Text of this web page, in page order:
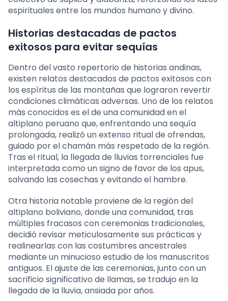
espirituales entre los mundos humano y divino.
Historias destacadas de pactos
exitosos para evitar sequías
Dentro del vasto repertorio de historias andinas,
existen relatos destacados de pactos exitosos con
los espíritus de las montañas que lograron revertir
condiciones climáticas adversas. Uno de los relatos
más conocidos es el de una comunidad en el
altiplano peruano que, enfrentando una sequía
prolongada, realizó un extenso ritual de ofrendas,
guiado por el chamán más respetado de la región.
Tras el ritual, la llegada de lluvias torrenciales fue
interpretada como un signo de favor de los apus,
salvando las cosechas y evitando el hambre.
Otra historia notable proviene de la región del
altiplano boliviano, donde una comunidad, tras
múltiples fracasos con ceremonias tradicionales,
decidió revisar meticulosamente sus prácticas y
realinearlas con las costumbres ancestrales
mediante un minucioso estudio de los manuscritos
antiguos. El ajuste de las ceremonias, junto con un
sacrificio significativo de llamas, se tradujo en la
llegada de la lluvia, ansiada por años.